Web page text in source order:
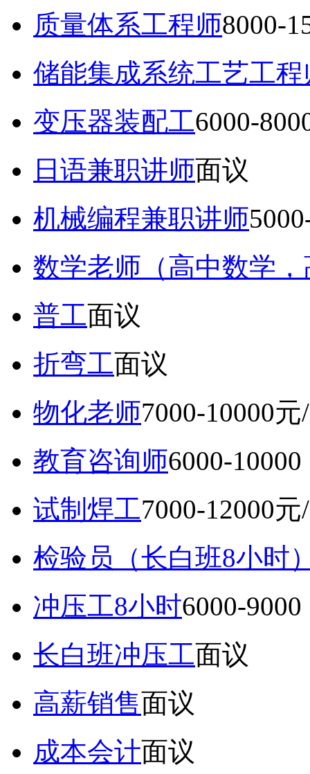
质量体系工程师8000-
储能集成系统工艺工程
变压器装配工6000-
日语兼职讲师面议
机械编程兼职讲师
数学老师（高中数学
普工面议
折弯工面议
物化老师7000-10000元
教育咨询师6000-
试制焊工7000-12000元
检验员（长白班8小时
冲压工8小时6000-
长白班冲压工面议
高薪销售面议
成本会计面议